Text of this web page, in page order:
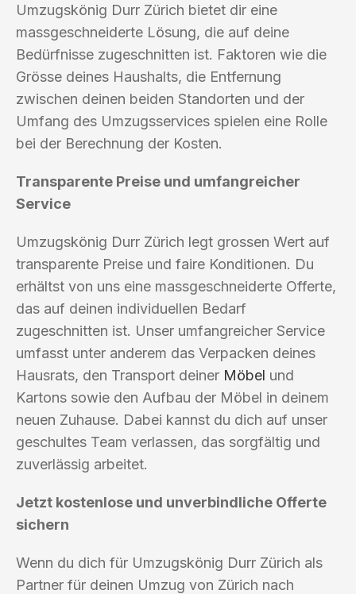
Umzugskönig Durr Zürich bietet dir eine
massgeschneiderte Lösung, die auf deine
Bedürfnisse zugeschnitten ist. Faktoren wie die
Grösse deines Haushalts, die Entfernung
zwischen deinen beiden Standorten und der
Umfang des Umzugsservices spielen eine Rolle
bei der Berechnung der Kosten.
Transparente Preise und umfangreicher
Service
Umzugskönig Durr Zürich legt grossen Wert auf
transparente Preise und faire Konditionen. Du
erhältst von uns eine massgeschneiderte Offerte,
das auf deinen individuellen Bedarf
zugeschnitten ist. Unser umfangreicher Service
umfasst unter anderem das Verpacken deines
Hausrats, den Transport deiner Möbel und
Kartons sowie den Aufbau der Möbel in deinem
neuen Zuhause. Dabei kannst du dich auf unser
geschultes Team verlassen, das sorgfältig und
zuverlässig arbeitet.
Jetzt kostenlose und unverbindliche Offerte
sichern
Wenn du dich für Umzugskönig Durr Zürich als
Partner für deinen Umzug von Zürich nach